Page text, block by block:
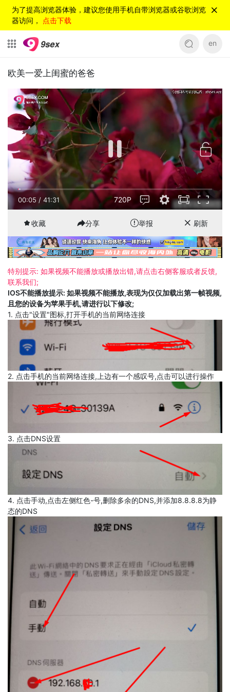
为了提高浏览器体验，建议您使用手机自带浏览器或谷歌浏览
器访问， 点击下载
en
欧美一爱上闺蜜的爸爸
00:05 / 41:31 720P
收藏 分享 举报 刷新
特别提示: 如果视频不能播放或播放出错,请点击右侧客服或者反馈,
联系我们;
IOS不能播放提示: 如果视频不能播放,表现为仅仅加载出第一帧视频,
且您的设备为苹果手机,请进行以下修改;
1. 点击"设置"图标,打开手机的当前网络连接
2. 点击手机的当前网络连接,上边有一个感叹号,点击可以进行操作
3. 点击DNS设置
4. 点击手动,点击左侧红色-号,删除多余的DNS,并添加8.8.8.8为静
态的DNS